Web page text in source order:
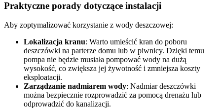
Praktyczne porady dotyczące instalacji
Aby zoptymalizować korzystanie z wody deszczowej:
Lokalizacja kranu: Warto umieścić kran do poboru
deszczówki na parterze domu lub w piwnicy. Dzięki temu
pompa nie będzie musiała pompować wody na dużą
wysokość, co zwiększa jej żywotność i zmniejsza koszty
eksploatacji.
Zarządzanie nadmiarem wody: Nadmiar deszczówki
można bezpiecznie rozprowadzić za pomocą drenażu lub
odprowadzić do kanalizacji.